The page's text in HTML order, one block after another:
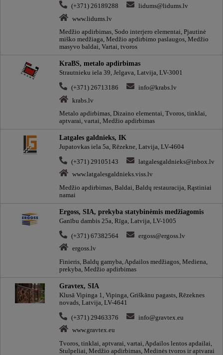
(+371) 26189288
lidums@lidums.lv
www.lidums.lv
Medžio apdirbimas, Sodo interjero elementai, Pjautinė
miško medžiaga, Medžio apdirbimo paslaugos, Medžio
masyvo baldai, Vartai, tvoros
KraBS, metalo apdirbimas
Strautnieku iela 39, Jelgava, Latvija, LV-3001
(+371) 26713186
info@krabs.lv
krabs.lv
Metalo apdirbimas, Dizaino elementai, Tvoros, tinklai,
aptvarai, vartai, Medžio apdirbimas
Latgales galdnieks, IK
Jupatovkas iela 5a, Rēzekne, Latvija, LV-4604
(+371) 29105143
latgalesgaldnieks@inbox.lv
www.latgalesgaldnieks.viss.lv
Medžio apdirbimas, Baldai, Baldų restauracija, Rąstiniai
namai
Ergoss, SIA, prekyba statybinėmis medžiagomis
Ganību dambis 25a, Rīga, Latvija, LV-1005
(+371) 67382564
ergoss@ergoss.lv
ergoss.lv
Finieris, Baldų gamyba, Apdailos medžiagos, Mediena,
prekyba, Medžio apdirbimas
Gravtex, SIA
Klusā Vipinga 1, Vipinga, Griškānu pagasts, Rēzeknes
novads, Latvija, LV-4641
(+371) 29463376
info@gravtex.eu
www.gravtex.eu
Tvoros, tinklai, aptvarai, vartai, Apdailos lentos apdailai,
Stulpeliai, Medžio apdirbimas, Medinės tvoros ir aptvarai